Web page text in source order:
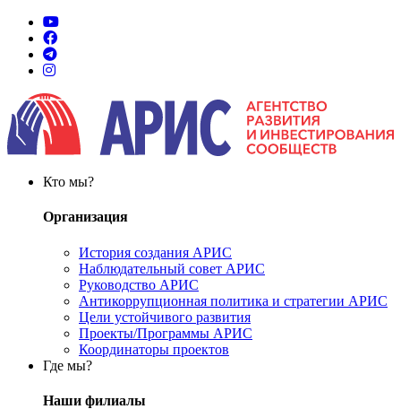
Кто мы?
Организация
История создания АРИС
Наблюдательный совет АРИС
Руководство АРИС
Антикоррупционная политика и стратегии АРИС
Цели устойчивого развития
Проекты/Программы АРИС
Координаторы проектов
Где мы?
Наши филиалы